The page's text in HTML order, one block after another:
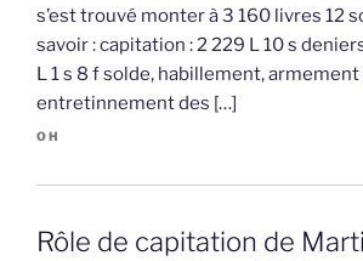
s’est trouvé monter à 3 160 livres 12
savoir : capitation : 2 229 L 10 s
L 1 s 8 f solde, habillement,
entretinnement des […]
OH
Rôle de capitation de